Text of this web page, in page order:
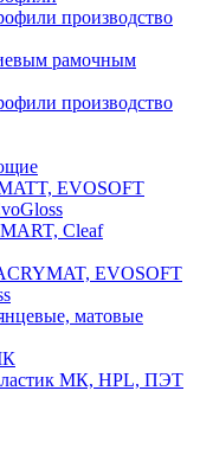
производство
рамочным
производство
EVOSOFT
Cleaf
EVOSOFT
матовые
МК, HPL, ПЭТ